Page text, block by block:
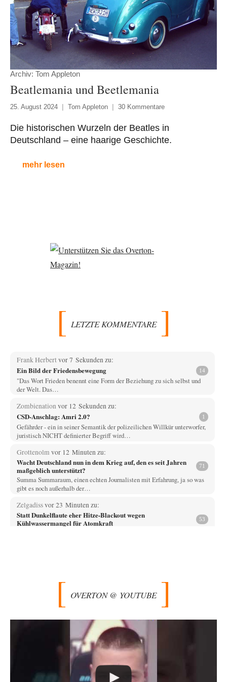
Archiv: Tom Appleton
Beatlemania und Beetlemania
25. August 2024 Tom Appleton 30 Kommentare
Die historischen Wurzeln der Beatles in
Deutschland – eine haarige Geschichte.
mehr lesen
LETZTE KOMMENTARE
Frank Herbert vor 7 Sekunden zu:
Ein Bild der Friedensbewegung 14
"Das Wort Frieden benennt eine Form der Beziehung zu sich selbst und
der Welt. Das…
Zombienation vor 12 Sekunden zu:
CSD-Anschlag: Amri 2.0? 1
Gefährder - ein in seiner Semantik der polizeilichen Willkür unterworfer,
juristisch NICHT definierter Begriff wird…
Grottenolm vor 12 Minuten zu:
Wacht Deutschland nun in dem Krieg auf, den es seit Jahren
maßgeblich unterstützt?
71
Summa Summaraum, einen echten Journalisten mit Erfahrung, ja so was
gibt es noch außerhalb der…
Zelgadissvor 23 Minuten zu:
Statt Dunkelflaute eher Hitze-Blackout wegen
Kühlwassermangel für Atomkraft
53
Natürlich ist Russland scheinbar zögerlich, inkonsequent, reagiert immer
nur . Aber es ist vielleicht, wie…
Die Macht der KI-Besitzer 9
Es sollte nicht KI heißen, sondern SI - Simulierte Intelligenz. Wenn man
sich das klarmacht,…
vor 1 Stunde zu:
Absurde Debatte um Ceuta-„Invasion“ durch Marokko
vertieft EU-Spaltung
OVERTON @ YOUTUBE